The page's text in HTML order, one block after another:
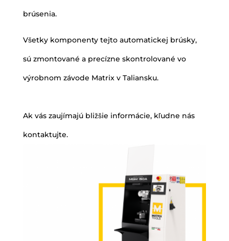
brúsenia.
Všetky komponenty tejto automatickej brúsky,
sú zmontované a precízne skontrolované vo
výrobnom závode Matrix v Taliansku.
Ak vás zaujímajú bližšie informácie, kľudne nás
kontaktujte.